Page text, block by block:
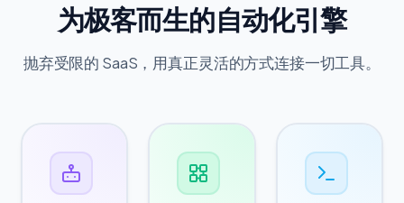
为极客而生的自动化引擎
抛弃受限的 SaaS，用真正灵活的方式连接一切工具。